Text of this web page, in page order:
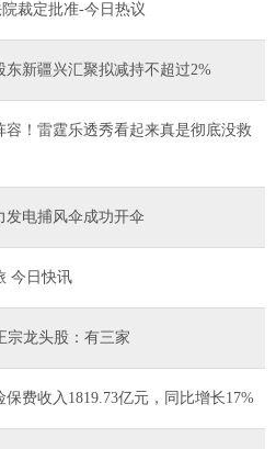
裁定批准-今日热议
新疆兴汇聚拟减持不超过2%
！雷霆乐透秀看起来真是彻底没救
发电捕风伞成功开伞
今日快讯
宗龙头股：有三家
费收入1819.73亿元，同比增长17%